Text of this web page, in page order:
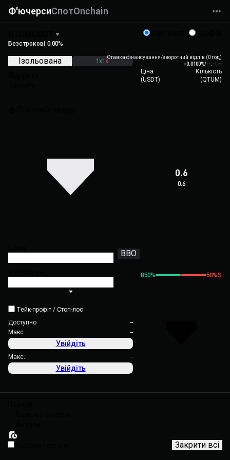
Ф'ючерсиСпотOnchain
Безстрокові 0.00%
Ізольована 1x1x
BBO
Тейк-профіт / Стоп-лос
Доступно
--
Макс.:
--
Увійдіть
Макс.: --
Увійдіть
Ставка фінансування/зворотний відлік (0 год)
+0.0100%/--:--:--
Ціна
(USDT)
Кількість
(QTUM)
0.6
0.6
B50% 50%S
Закрити всі